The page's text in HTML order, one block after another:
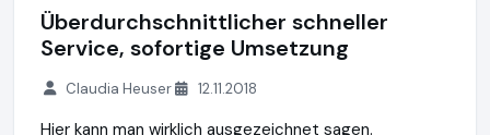
Überdurchschnittlicher schneller
Service, sofortige Umsetzung
Claudia Heuser 12.11.2018
Hier kann man wirklich ausgezeichnet sagen.